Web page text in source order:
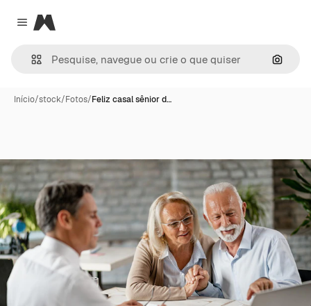
Close menu
Magnific
Início/stock/Fotos/Feliz casal sênior d…